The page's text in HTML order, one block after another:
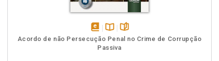
disponível
em
Disponível
na
páginas
Acordo de não Persecução Penal no Crime de Corrupção
Passiva